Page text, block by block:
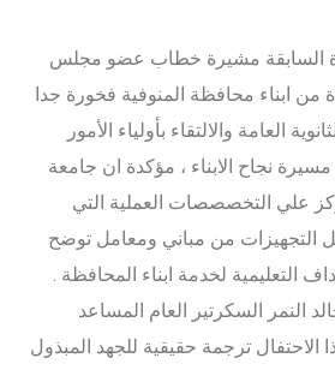
السابقة مشيرة خطاب عضو مجلس
من ابناء محافظة المنوفية فخورة جدا
العامة والالتقاء بأولياء الأمور
نجاح الابناء ، مؤكدة ان جامعة
علي التخصصصات العملية التي
التجهيزات من مباني ومعامل توضح
التعليمية لخدمة ابناء المحافظة .
النمر السكرتير العام المساعد
الاحتفال ترجمة حقيقية للجهد المبذول